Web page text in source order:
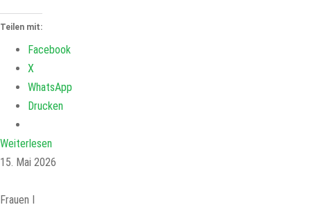
Teilen mit:
Facebook
X
WhatsApp
Drucken
Weiterlesen
15. Mai 2026
Frauen I